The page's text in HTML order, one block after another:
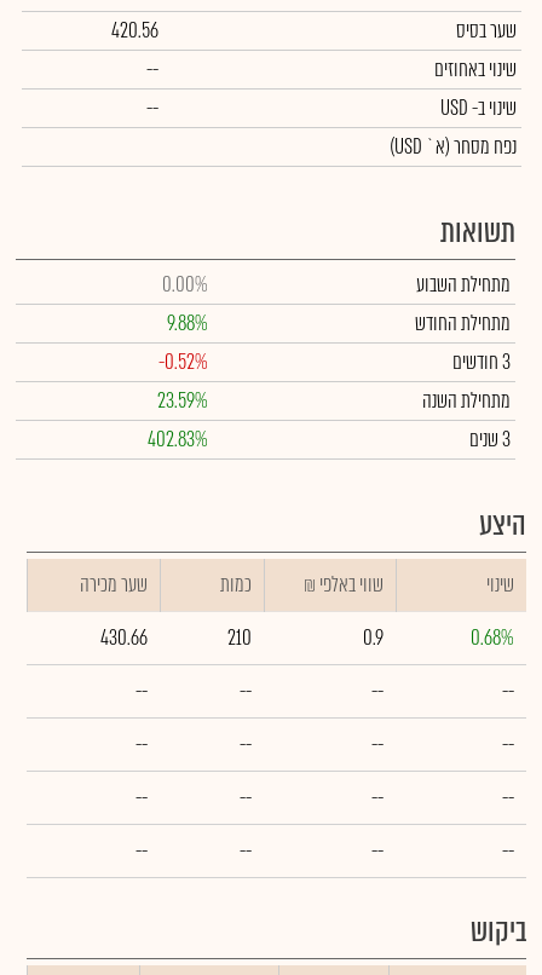
שער בסיס
420.56
שינוי באחוזים
--
שינויב- USD
--
נפח מסחר(א` USD)
תשואות
מתחילת השבוע
0.00%
מתחילת החודש
9.88%
3 חודשים
-0.52%
מתחילת השנה
23.59%
3 שנים
402.83%
היצע
שינוי ₪ שווי באלפי כמות
שער מכירה
0.68%
0.9
210
430.66
--
--
--
--
--
--
--
--
--
--
--
--
--
--
--
--
ביקוש